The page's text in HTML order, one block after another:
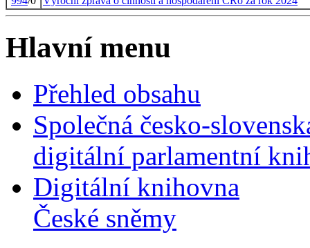
Hlavní menu
Přehled obsahu
Společná česko-
digitální parlamentní
Digitální knihovna
České sněmy